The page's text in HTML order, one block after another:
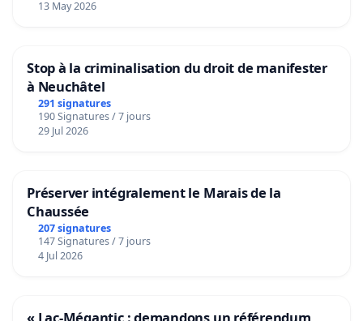
13 May 2026
Stop à la criminalisation du droit de manifester
à Neuchâtel
291 signatures
190 Signatures / 7 jours
29 Jul 2026
Préserver intégralement le Marais de la
Chaussée
207 signatures
147 Signatures / 7 jours
4 Jul 2026